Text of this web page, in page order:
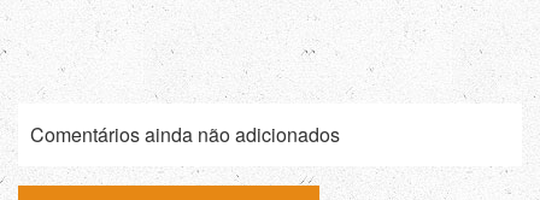
Comentários ainda não adicionados